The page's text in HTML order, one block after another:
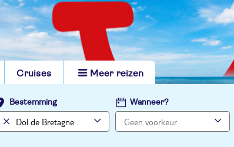
Cruises Meer reizen
Bestemming Wanneer?